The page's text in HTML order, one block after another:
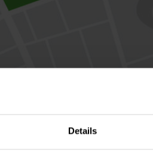
Details